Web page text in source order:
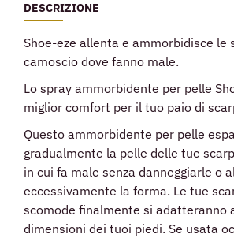
DESCRIZIONE
Shoe-eze allenta e ammorbidisce le
camoscio dove fanno male.
Lo spray ammorbidente per pelle
miglior comfort per il tuo paio di
Questo ammorbidente per pelle
gradualmente la pelle delle tue
in cui fa male senza danneggiarle o
eccessivamente la forma. Le tue
scomode finalmente si adatteranno
dimensioni dei tuoi piedi. Se usata